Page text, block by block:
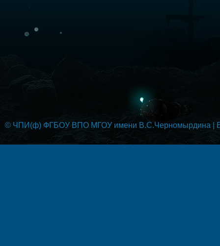
© ЧПИ(ф) ФГБОУ ВПО МГОУ имени В.С.Черномырдина |